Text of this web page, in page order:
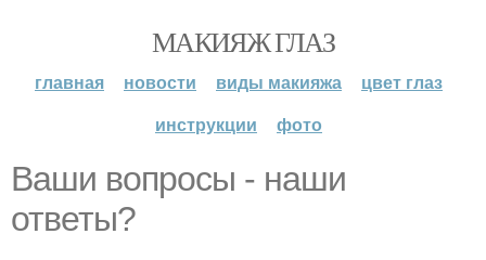
МАКИЯЖ ГЛАЗ
главная новости виды макияжа
цвет глаз
инструкции
фото
Ваши вопросы - наши
ответы?